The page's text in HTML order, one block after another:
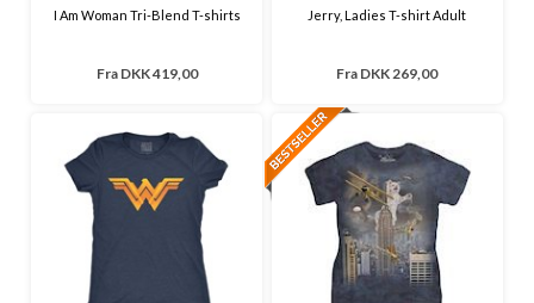
I Am Woman Tri-Blend T-shirts
Fra DKK 419,00
Jerry, Ladies T-shirt Adult
Fra DKK 269,00